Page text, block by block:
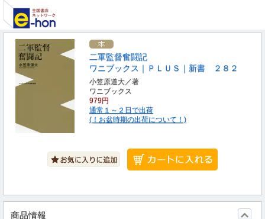
二軍監督奮闘記
ワニブックス｜ＰＬＵＳ｜新書 ２８２
小笠原道大／著
ワニブックス
979円
通常１～２日で出荷
(！お盆時期の出荷について！)
商品情報